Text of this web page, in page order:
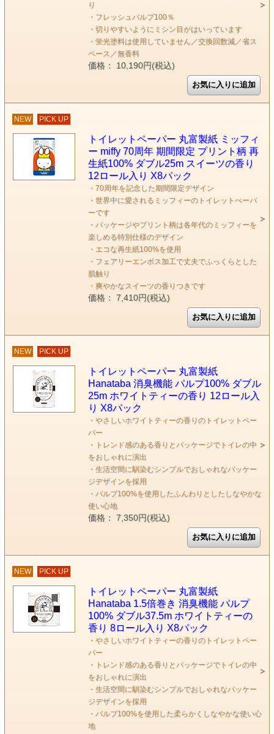
り
・フレッシュパルプ100％
・切りやすいようにミシン目がはいっています
・蛍光塗料は使用していません／交換回数減／省ス
ペース／無香料
価格： 10,190円(税込)
NEW PICK UP
トイレットペーパー 丸富製紙 ミッフィ
ー miffy 70周年 期間限定 プリント柄 再
生紙100% ダブル25m スイーツの香り
12ロール入り X8パック
・70周年を記念した期間限定デザイン
・世界中に愛されるミッフィーのトイレットぺーパ
ーです
・パッケージやプリント柄は各年代のミッフィーを
楽しめる特別仕様のデザイン
・エコな再生紙100%を使用
・フェアリーエンボス加工で丈夫でふっくらとした
肌触り
・爽やかなスイーツの香りつきです
価格： 7,410円(税込)
NEW PICK UP
トイレットペーパー 丸富製紙
Hanataba 消臭機能 パルプ100% ダブル
25m ホワイトティーの香り 12ロール入
り X8パック
・やさしいホワイトティーの香りのトイレットペー
パー
・トレンド感のある香りとパッケージでトイレの中
をおしゃれに演出
・生活空間に馴染むシンプルでおしゃれなパッケー
ジデザインを採用
・パルプ100%を使用したふんわりとしたしなやかな
使い心地
価格： 7,350円(税込)
NEW PICK UP
トイレットペーパー 丸富製紙
Hanataba 1.5倍巻き 消臭機能 パルプ
100% ダブル37.5m ホワイトティーの
香り 8ロール入り X8パック
・やさしいホワイトティーの香りのトイレットペー
パー
・トレンド感のある香りとパッケージでトイレの中
をおしゃれに演出
・生活空間に馴染むシンプルでおしゃれなパッケー
ジデザインを採用
・パルプ100%を使用した柔らかくしなやかな使い心
地